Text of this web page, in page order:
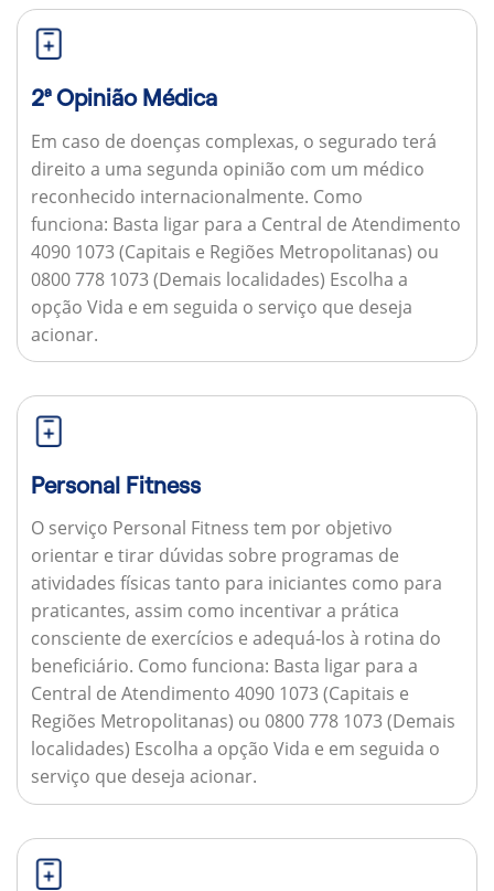
2ª Opinião Médica
Em caso de doenças complexas, o segurado terá
direito a uma segunda opinião com um médico
reconhecido internacionalmente. Como
funciona: Basta ligar para a Central de Atendimento
4090 1073 (Capitais e Regiões Metropolitanas) ou
0800 778 1073 (Demais localidades) Escolha a
opção Vida e em seguida o serviço que deseja
acionar.
Personal Fitness
O serviço Personal Fitness tem por objetivo
orientar e tirar dúvidas sobre programas de
atividades físicas tanto para iniciantes como para
praticantes, assim como incentivar a prática
consciente de exercícios e adequá-los à rotina do
beneficiário. Como funciona: Basta ligar para a
Central de Atendimento 4090 1073 (Capitais e
Regiões Metropolitanas) ou 0800 778 1073 (Demais
localidades) Escolha a opção Vida e em seguida o
serviço que deseja acionar.